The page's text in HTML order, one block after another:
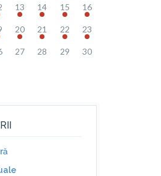
13 14 15 16
20 21 22 23
27 28 29 30